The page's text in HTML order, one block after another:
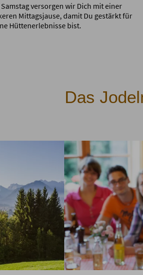
versorgen wir Dich mit einer
Mittagsjause, damit Du gestärkt für
Hüttenerlebnisse bist.
Das